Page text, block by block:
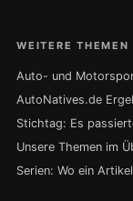
WEITERE THEMEN
Auto- und
AutoNatives.de
Stichtag: Es
Unsere Themen im
Serien: Wo ein